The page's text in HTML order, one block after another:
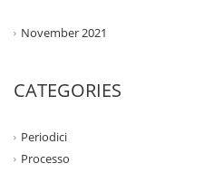
November 2021
CATEGORIES
Periodici
Processo